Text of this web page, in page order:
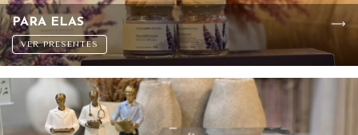
PARA ELAS
VER PRESENTES